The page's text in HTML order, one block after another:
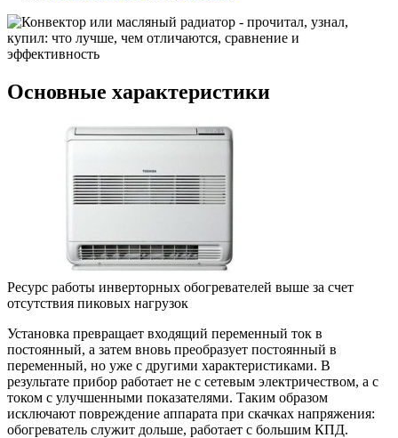
Основные характеристики
Ресурс работы инверторных обогревателей выше за счет
отсутствия пиковых нагрузок
Установка превращает входящий переменный ток в
постоянный, а затем вновь преобразует постоянный в
переменный, но уже с другими характеристиками. В
результате прибор работает не с сетевым электричеством, а с
током с улучшенными показателями. Таким образом
исключают повреждение аппарата при скачках напряжения:
обогреватель служит дольше, работает с большим КПД.